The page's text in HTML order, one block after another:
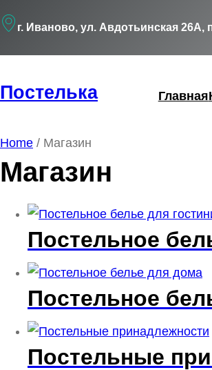
к
г. Иваново, ул. Авдотьинская 26А,
Постелька Главная
Home / Магазин
Магазин
Постельное
Постельное
Постельные